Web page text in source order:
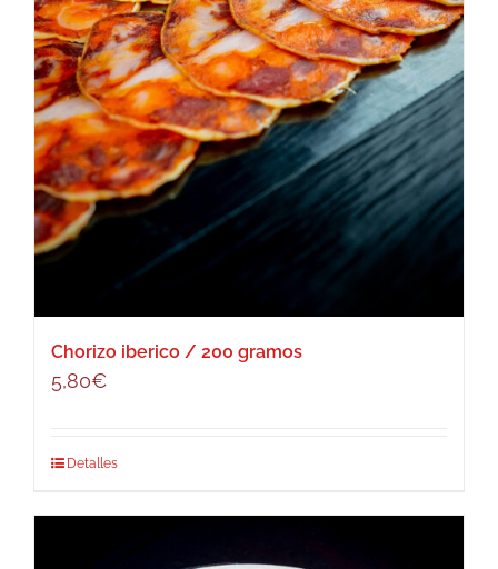
Chorizo iberico / 200 gramos
5,80€
Detalles